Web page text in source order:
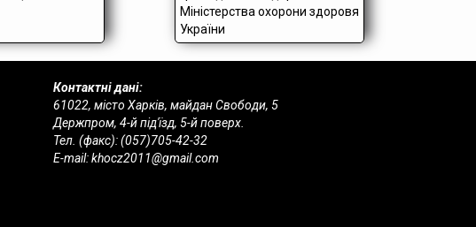
Контактні дані:
61022, місто Харків, майдан Свободи, 5
Держпром, 4-й під'їзд, 5-й поверх.
Тел. (факс):(057)705-42-32
E-mail:khocz2011@gmail.com